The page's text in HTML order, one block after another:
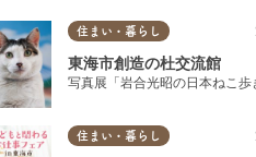
住まい・暮らし
東海市創造の杜交流館
写真展「岩合光昭の日本ねこ歩
住まい・暮らし